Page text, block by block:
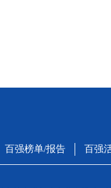
百强榜单/报告 百强